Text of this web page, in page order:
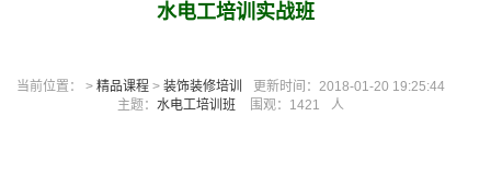
水电工培训实战班
当前位置： > 精品课程> 装饰装修培训
更新时间：2018-01-20 19:25:44
主题： 水电工培训班 围观： 1421 人